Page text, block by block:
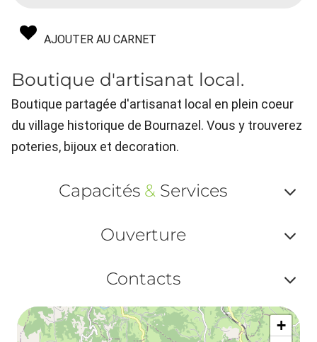
AJOUTER AU CARNET
Boutique d'artisanat local.
Boutique partagée d'artisanat local en plein coeur
du village historique de Bournazel. Vous y trouverez
poteries, bijoux et decoration.
Capacités & Services
ou
Ouverture
ou
Contacts
ou
+